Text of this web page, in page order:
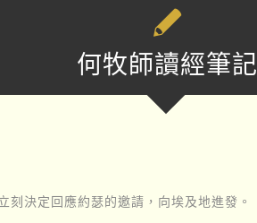
何牧師讀經筆記
決定回應約瑟的邀請，向埃及地進發。